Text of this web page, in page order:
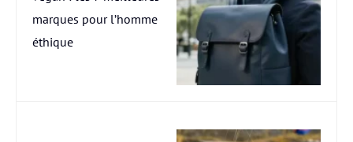
marques pour l’homme
éthique